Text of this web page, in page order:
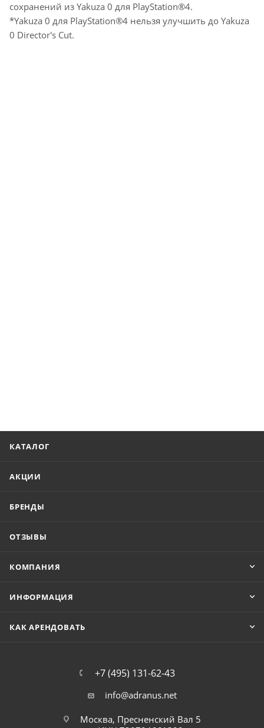
сохранений из Yakuza 0 для PlayStation®4.
*Yakuza 0 для PlayStation®4 нельзя улучшить до Yakuza
0 Director's Cut.
КАТАЛОГ
АКЦИИ
БРЕНДЫ
ОТЗЫВЫ
КОМПАНИЯ
ИНФОРМАЦИЯ
КАК АРЕНДОВАТЬ
+7 (495) 131-62-43
info@adranus.net
Москва, Пресненский Вал 5